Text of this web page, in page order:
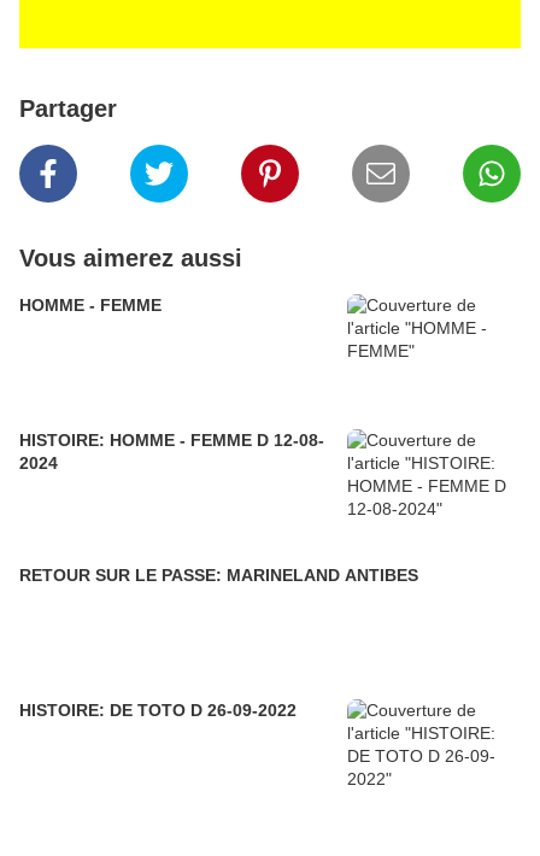
Partager
Vous aimerez aussi
HOMME - FEMME
HISTOIRE: HOMME - FEMME D 12-08-
2024
RETOUR SUR LE PASSE: MARINELAND ANTIBES
HISTOIRE: DE TOTO D 26-09-2022